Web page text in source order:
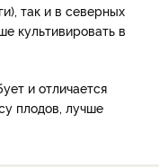
так и в северных
культивировать в
и отличается
плодов, лучше